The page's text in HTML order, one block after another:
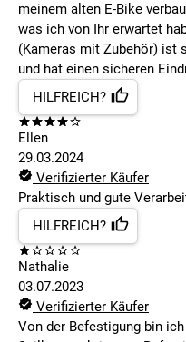
meinem alten E-Bike
was ich von Ihr erwartet
(Kameras mit Zubehör) ist
und hat einen sicheren
HILFREICH?
Ellen
29.03.2024
Verifizierter Käufer
Praktisch und gute
HILFREICH?
Nathalie
03.07.2023
Verifizierter Käufer
Von der Befestigung bin